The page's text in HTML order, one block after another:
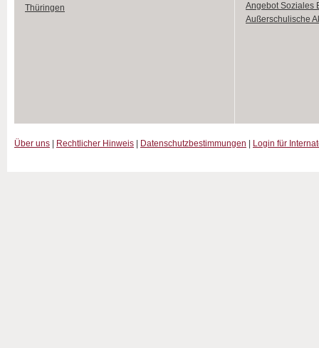
Thüringen
Angebot Soziales
Außerschulische
Über uns Rechtlicher Hinweis Datenschutzbestimmungen Login für